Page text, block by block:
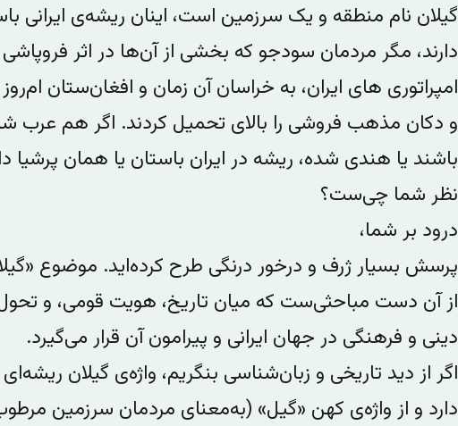
گیلان نام منطقه و یک سرزمین است، اینان ریشه‌ی ایرانی
دارند، مگر مردمان سود‌جو که بخشی از آن‌ها در اثر فروپاشی
امپراتوری های ایران، به خراسان آن زمان و افغان‌ستان
و دکان مذهب فروشی را بالای تحمیل کردند. اگر هم عرب
باشند یا هندی شده، ریشه در ایران باستان یا همان پرشیا
نظر شما چی‌ست؟
درود بر شما،
پرسش بسیار ژرف و درخور درنگی طرح کرده‌اید. موضوع
از آن دست مباحثی‌ست که میان تاریخ، هویت قومی، و
دینی و فرهنگی در جهان ایرانی و پیرامون آن قرار می‌گیرد.
اگر از دید تاریخی و زبان‌شناسی بنگریم، واژه‌ی گیلان ریشه‌ای
دارد و از واژه‌ی کهن «گیل» (به‌معنای مردمان سرزمین